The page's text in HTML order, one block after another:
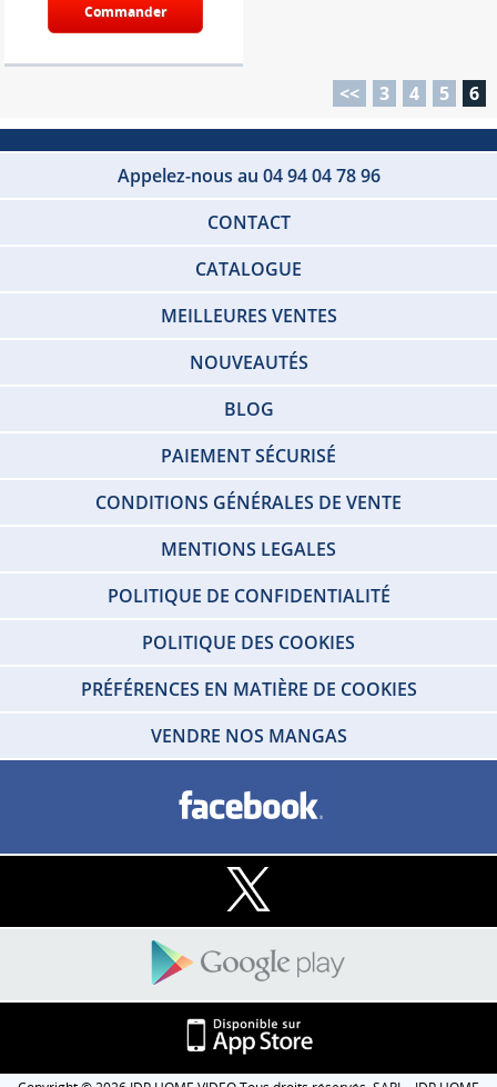
Commander
<< 3 4 5 6
Appelez-nous au 04 94 04 78 96
CONTACT
CATALOGUE
MEILLEURES VENTES
NOUVEAUTÉS
BLOG
PAIEMENT SÉCURISÉ
CONDITIONS GÉNÉRALES DE VENTE
MENTIONS LEGALES
POLITIQUE DE CONFIDENTIALITÉ
POLITIQUE DES COOKIES
PRÉFÉRENCES EN MATIÈRE DE COOKIES
VENDRE NOS MANGAS